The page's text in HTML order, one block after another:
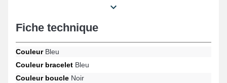
affichant une mesure d'entre-corne d'une largeur de 22mm
spécifiquement.
Ce produit fait office d'une option optimale destinée à un
élaboré en nylon. Un dispositif de fixation pratique et simple est
garanti avec une attache noire de type ardillon. Pour être rattaché
Fiche technique
CouleurBleu
Couleur bracelet Bleu
Couleur boucle Noir